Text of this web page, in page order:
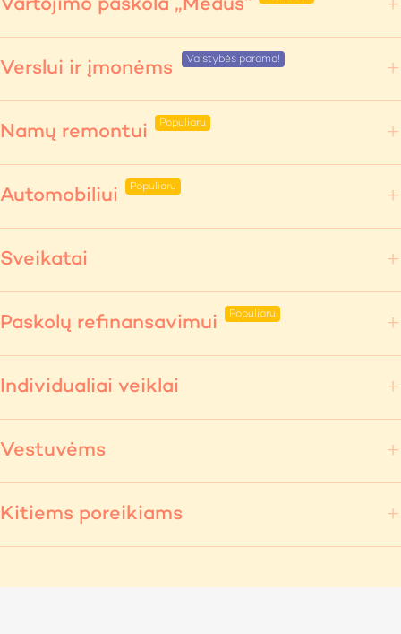
Vartojimo paskola „Medus“
Verslui ir įmonėms
Namų remontui
Automobiliui
Sveikatai
Paskolų refinansavimui
Individualiai veiklai
Vestuvėms
Kitiems poreikiams